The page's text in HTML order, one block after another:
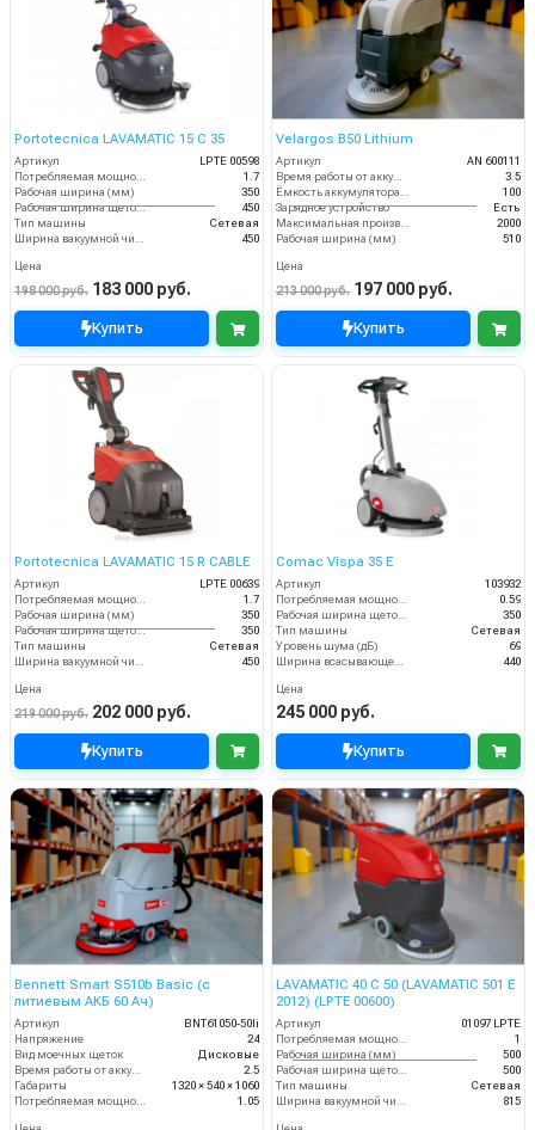
Portotecnica LAVAMATIC 15 C 35
Артикул
LPTE 00598
Потребляемая мощность (кВт)
1.7
Рабочая ширина (мм)
350
Рабочая ширина щеток (мм)
450
Тип машины
Сетевая
Ширина вакуумной чистки (мм)
450
Цена
198 000 руб. 183 000 руб.
Купить
Velargos B50 Lithium
Артикул
AN 600111
Время работы от аккумуляторов (ч)
3.5
Ёмкость аккумулятора (Ач)
100
Зарядное устройство
Есть
Максимальная производительность (кв.м/час)
2000
Рабочая ширина (мм)
510
Цена
213 000 руб. 197 000 руб.
Купить
Portotecnica LAVAMATIC 15 R CABLE
Артикул
LPTE 00639
1.7
Рабочая ширина (мм)
350
Рабочая ширина щеток (мм)
350
Тип машины
Сетевая
450
Цена
219 000 руб. 202 000 руб.
Купить
Comac Vispa 35 Е
Артикул
103932
0.59
350
Тип машины
Сетевая
Уровень шума (дБ)
69
440
Цена
245 000 руб.
Купить
Bennett Smart S510b Basic (с
литиевым АКБ 60 Ач)
Артикул
BNT61050-50li
Напряжение
24
Вид моечных щеток
Дисковые
Время работы от аккумуляторов (ч)
2.5
Габариты
1320 × 540 × 1060
1.05
LAVAMATIC 40 C 50 (LAVAMATIC 501 E
2012) (LPTE 00600)
Артикул
01097 LPTE
1
Рабочая ширина (мм)
500
500
Тип машины
Сетевая
815